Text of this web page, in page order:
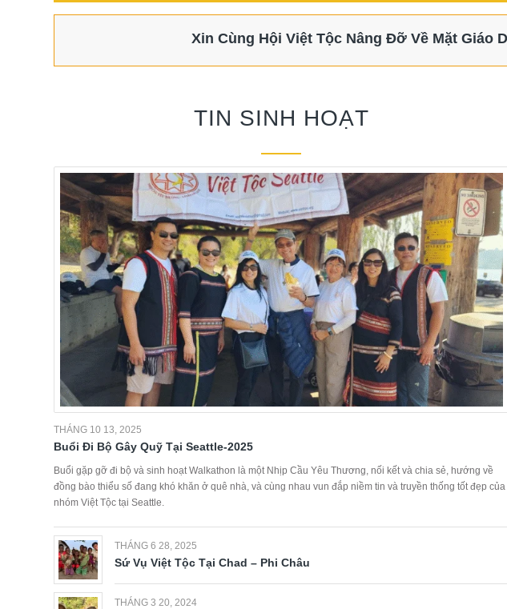
Xin Cùng Hội Việt Tộc Nâng Đỡ Về Mặt Giáo
TIN SINH HOẠT
THÁNG 10 13, 2025
Buổi Đi Bộ Gây Quỹ Tại Seattle-2025
Buổi gặp gỡ đi bộ và sinh hoạt Walkathon là một Nhịp Cầu Yêu Thương, nối kết và chia sẻ, hướng về
đồng bào thiểu số đang khó khăn ở quê nhà, và cùng nhau vun đắp niềm tin và truyền thống tốt đẹp của
nhóm Việt Tộc tại Seattle.
THÁNG 6 28, 2025
Sứ Vụ Việt Tộc Tại Chad – Phi Châu
THÁNG 3 20, 2024